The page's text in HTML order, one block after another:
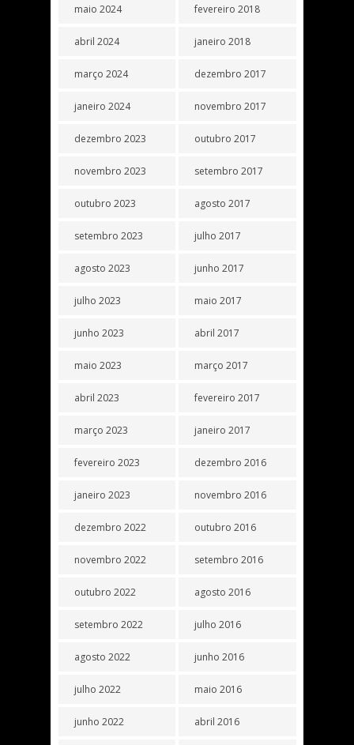
maio 2024
abril 2024
março 2024
janeiro 2024
dezembro 2023
novembro 2023
outubro 2023
setembro 2023
agosto 2023
julho 2023
junho 2023
maio 2023
abril 2023
março 2023
fevereiro 2023
janeiro 2023
dezembro 2022
novembro 2022
outubro 2022
setembro 2022
agosto 2022
julho 2022
junho 2022
fevereiro 2018
janeiro 2018
dezembro 2017
novembro 2017
outubro 2017
setembro 2017
agosto 2017
julho 2017
junho 2017
maio 2017
abril 2017
março 2017
fevereiro 2017
janeiro 2017
dezembro 2016
novembro 2016
outubro 2016
setembro 2016
agosto 2016
julho 2016
junho 2016
maio 2016
abril 2016